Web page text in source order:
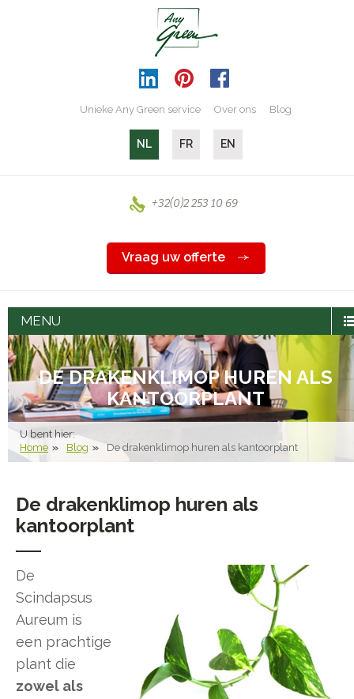
Unieke Any Green service Over ons Blog
NL FR EN
+32(0)2 253 10 69
Vraag uw offerte
MENU
DE DRAKENKLIMOP HUREN ALS
KANTOORPLANT
U bent hier:
Home Blog De drakenklimop huren als kantoorplant
De drakenklimop huren als
kantoorplant
De
Scindapsus
Aureum is
een prachtige
plant die
zowel als